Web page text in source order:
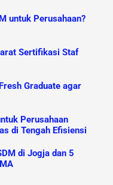
untuk Perusahaan?
Sertifikasi Staf
Graduate agar
Perusahaan
di Tengah Efisiensi
di Jogja dan 5